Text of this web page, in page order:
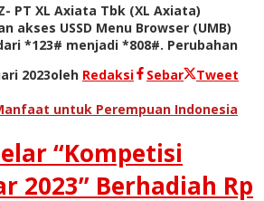
PT XL Axiata Tbk (XL Axiata)
akses USSD Menu Browser (UMB)
*123# menjadi *808#. Perubahan
2023oleh Redaksi Sebar
Tweet
untuk Perempuan Indonesia
“Kompetisi
2023” Berhadiah Rp